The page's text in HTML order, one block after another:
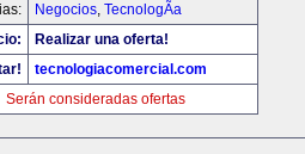
Negocios, TecnologÃ­a
Realizar una oferta!
tecnologiacomercial.com
Serán consideradas ofertas